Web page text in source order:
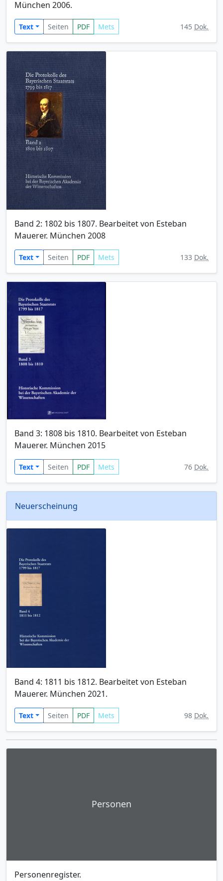
München 2006.
Text Seiten PDF Mets 145 Dok.
Band 2: 1802 bis 1807. Bearbeitet von Esteban
Mauerer. München 2008
Text Seiten PDF Mets 133 Dok.
Band 3: 1808 bis 1810. Bearbeitet von Esteban
Mauerer. München 2015
Text Seiten PDF Mets 76 Dok.
Neuerscheinung
Band 4: 1811 bis 1812. Bearbeitet von Esteban
Mauerer. München 2021.
Text Seiten PDF Mets 98 Dok.
Personen
Personenregister.